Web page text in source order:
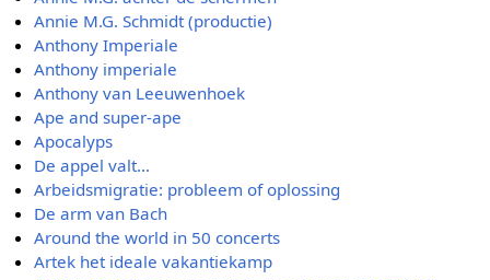
Annie M.G. Schmidt (productie)
Anthony Imperiale
Anthony imperiale
Anthony van Leeuwenhoek
Ape and super-ape
Apocalyps
De appel valt...
Arbeidsmigratie: probleem of oplossing
De arm van Bach
Around the world in 50 concerts
Artek het ideale vakantiekamp